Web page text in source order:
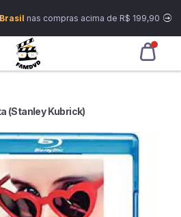
nas compras acima de R$ 199,90
(Stanley Kubrick)